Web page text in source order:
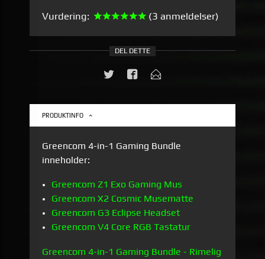
Vurdering: (3 anmeldelser)
DEL DETTE
PRODUKTINFO
Greencom 4-in-1 Gaming Bundle
inneholder:
Greencom Z1 Exo Gaming Mus
Greencom X2 Cosmic Musematte
Greencom G3 Eclipse Headset
Greencom V4 Core RGB Tastatur
Greencom 4-in-1 Gaming Bundle - Rimelig